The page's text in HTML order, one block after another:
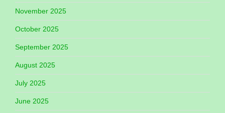
November 2025
October 2025
September 2025
August 2025
July 2025
June 2025